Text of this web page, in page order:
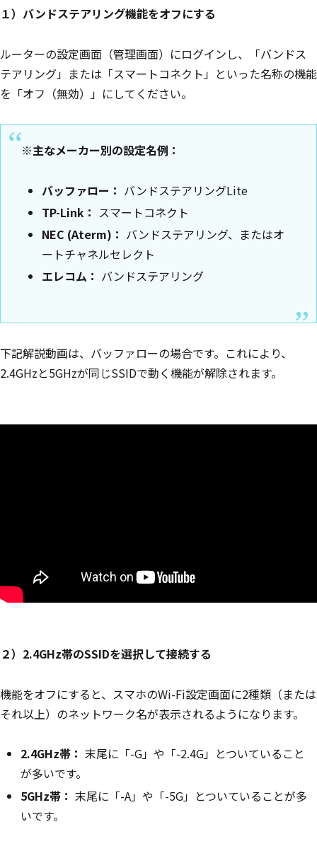
１）バンドステアリング機能をオフにする
ルーターの設定画面（管理画面）にログインし、「バンドス
テアリング」または「スマートコネクト」といった名称の機能
を「オフ（無効）」にしてください。
※主なメーカー別の設定名例：
バッファロー： バンドステアリングLite
TP-Link： スマートコネクト
NEC (Aterm)： バンドステアリング、またはオ
ートチャネルセレクト
エレコム： バンドステアリング
下記解説動画は、バッファローの場合です。これにより、
2.4GHzと5GHzが同じSSIDで動く機能が解除されます。
２）2.4GHz帯のSSIDを選択して接続する
機能をオフにすると、スマホのWi-Fi設定画面に2種類（または
それ以上）のネットワーク名が表示されるようになります。
2.4GHz帯： 末尾に「-G」や「-2.4G」とついていること
が多いです。
5GHz帯： 末尾に「-A」や「-5G」とついていることが多
いです。